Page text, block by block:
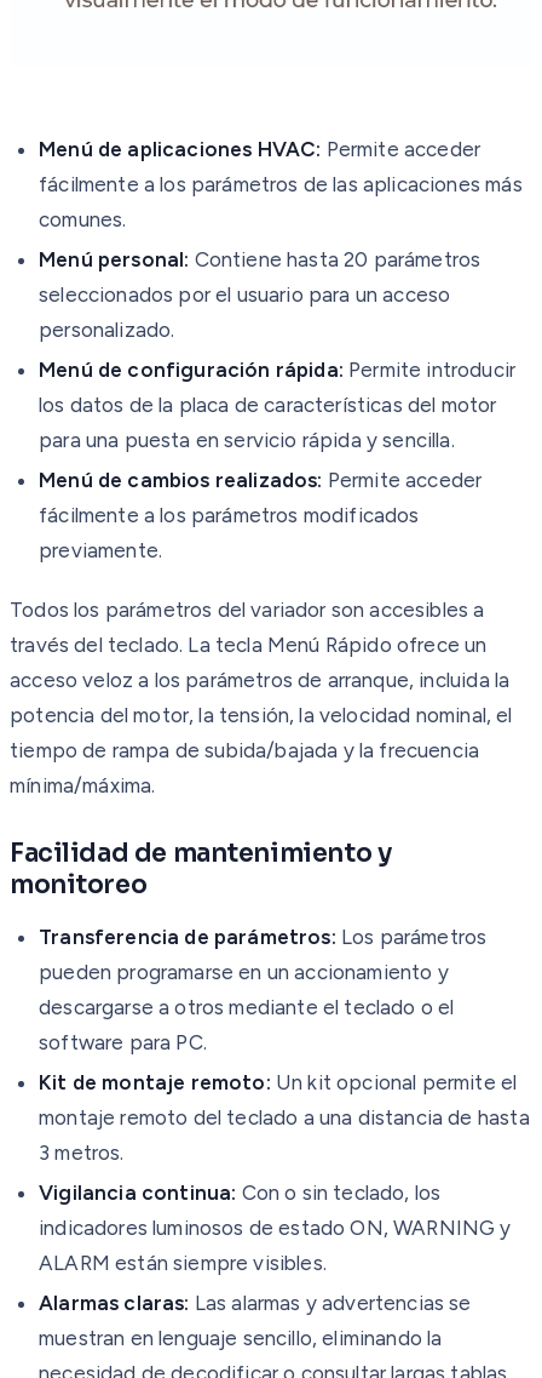
Menú de aplicaciones HVAC: Permite acceder
fácilmente a los parámetros de las aplicaciones más
comunes.
Menú personal: Contiene hasta 20 parámetros
seleccionados por el usuario para un acceso
personalizado.
Menú de configuración rápida: Permite introducir
los datos de la placa de características del motor
para una puesta en servicio rápida y sencilla.
Menú de cambios realizados: Permite acceder
fácilmente a los parámetros modificados
previamente.
Todos los parámetros del variador son accesibles a
través del teclado. La tecla Menú Rápido ofrece un
acceso veloz a los parámetros de arranque, incluida la
potencia del motor, la tensión, la velocidad nominal, el
tiempo de rampa de subida/bajada y la frecuencia
mínima/máxima.
Facilidad de mantenimiento y
monitoreo
Transferencia de parámetros: Los parámetros
pueden programarse en un accionamiento y
descargarse a otros mediante el teclado o el
software para PC.
Kit de montaje remoto: Un kit opcional permite el
montaje remoto del teclado a una distancia de hasta
3 metros.
Vigilancia continua: Con o sin teclado, los
indicadores luminosos de estado ON, WARNING y
ALARM están siempre visibles.
Alarmas claras: Las alarmas y advertencias se
muestran en lenguaje sencillo, eliminando la
necesidad de decodificar o consultar largas tablas